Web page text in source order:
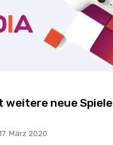
weitere neue Spiele
März 2020